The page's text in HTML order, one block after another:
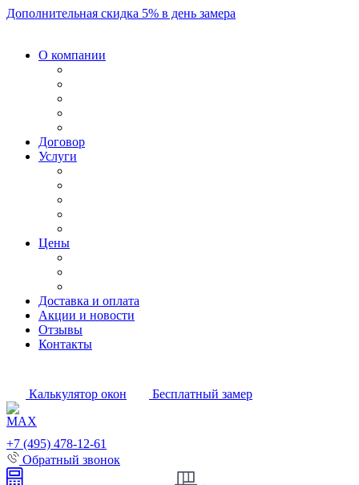
Дополнительная скидка 5% в день замера
О компании
Договор
Услуги
Цены
Доставка и оплата
Акции и новости
Отзывы
Контакты
Калькулятор окон Бесплатный замер
+7 (495) 478-12-61
Обратный звонок